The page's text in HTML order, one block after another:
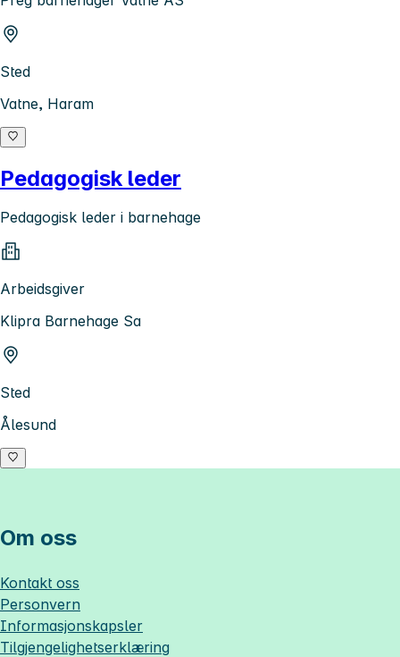
Sted
Vatne, Haram
Pedagogisk leder
Pedagogisk leder i barnehage
Arbeidsgiver
Klipra Barnehage Sa
Sted
Ålesund
Om oss
Kontakt oss
Personvern
Informasjonskapsler
Tilgjengelighetserklæring